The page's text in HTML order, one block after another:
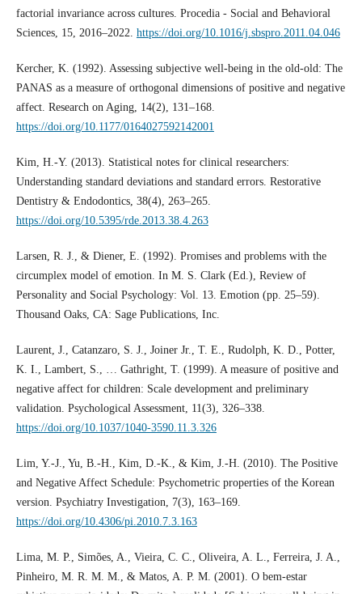
factorial invariance across cultures. Procedia - Social and Behavioral
Sciences, 15, 2016–2022. https://doi.org/10.1016/j.sbspro.2011.04.046
Kercher, K. (1992). Assessing subjective well-being in the old-old: The
PANAS as a measure of orthogonal dimensions of positive and negative
affect. Research on Aging, 14(2), 131–168.
https://doi.org/10.1177/0164027592142001
Kim, H.-Y. (2013). Statistical notes for clinical researchers:
Understanding standard deviations and standard errors. Restorative
Dentistry & Endodontics, 38(4), 263–265.
https://doi.org/10.5395/rde.2013.38.4.263
Larsen, R. J., & Diener, E. (1992). Promises and problems with the
circumplex model of emotion. In M. S. Clark (Ed.), Review of
Personality and Social Psychology: Vol. 13. Emotion (pp. 25–59).
Thousand Oaks, CA: Sage Publications, Inc.
Laurent, J., Catanzaro, S. J., Joiner Jr., T. E., Rudolph, K. D., Potter,
K. I., Lambert, S., … Gathright, T. (1999). A measure of positive and
negative affect for children: Scale development and preliminary
validation. Psychological Assessment, 11(3), 326–338.
https://doi.org/10.1037/1040-3590.11.3.326
Lim, Y.-J., Yu, B.-H., Kim, D.-K., & Kim, J.-H. (2010). The Positive
and Negative Affect Schedule: Psychometric properties of the Korean
version. Psychiatry Investigation, 7(3), 163–169.
https://doi.org/10.4306/pi.2010.7.3.163
Lima, M. P., Simões, A., Vieira, C. C., Oliveira, A. L., Ferreira, J. A.,
Pinheiro, M. R. M. M., & Matos, A. P. M. (2001). O bem-estar